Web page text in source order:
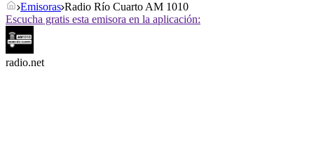
Emisoras Radio Río Cuarto AM 1010
Escucha gratis esta emisora en la aplicación:
radio.net